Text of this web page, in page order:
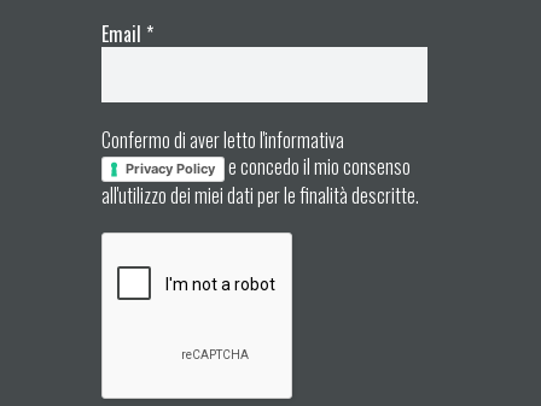
Email *
Confermo di aver letto l'informativa
Privacy Policy
e concedo il mio consenso
all'utilizzo dei miei dati per le finalità descritte.